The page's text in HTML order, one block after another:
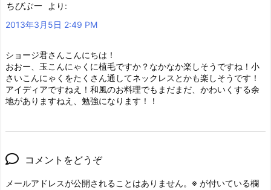
ちびぶー
より:
2013年3月5日 2:49 PM
ショージ君さんこんにちは！
おおー、玉こんにゃくに植毛ですか？なかなか楽しそうですね！小
さいこんにゃくをたくさん通してネックレスとかも楽しそうです！
アイディアですねえ！和風のお料理でもまだまだ、かわいくする余
地がありますねえ、勉強になります！！
コメントをどうぞ
メールアドレスが公開されることはありません。 ※ が付いている欄